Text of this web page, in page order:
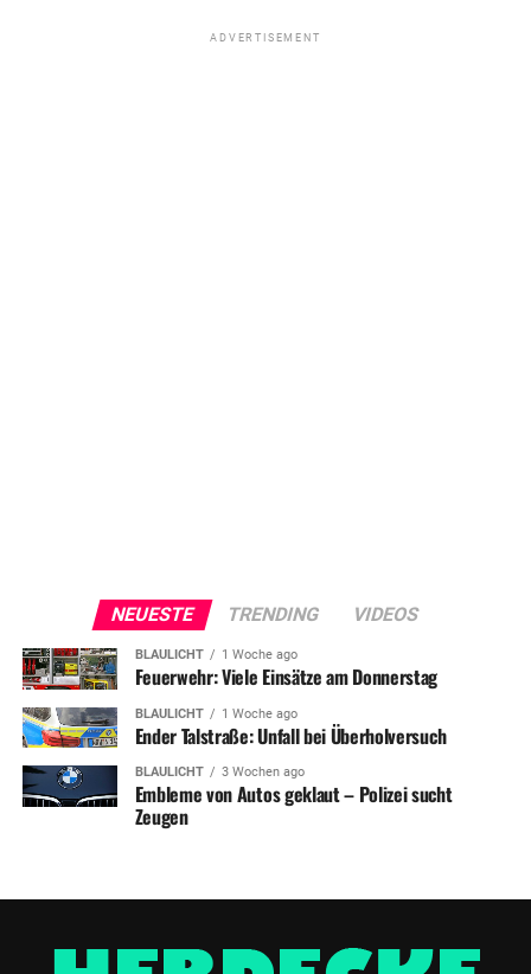
ADVERTISEMENT
NEUESTE TRENDING VIDEOS
BLAULICHT 1 Woche ago
Feuerwehr: Viele Einsätze am Donnerstag
BLAULICHT 1 Woche ago
Ender Talstraße: Unfall bei Überholversuch
BLAULICHT 3 Wochen ago
Embleme von Autos geklaut – Polizei sucht
Zeugen